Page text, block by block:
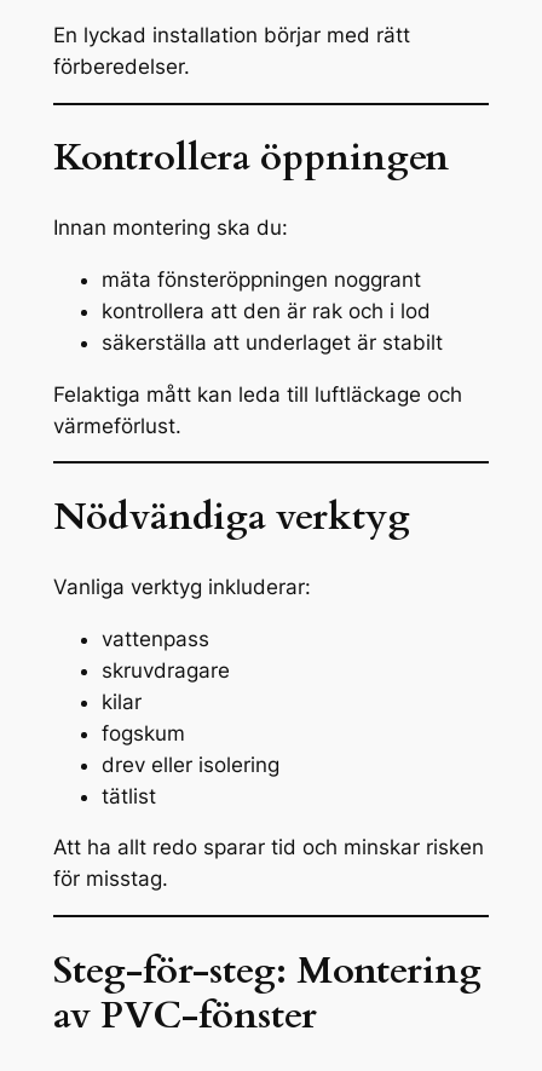
En lyckad installation börjar med rätt
förberedelser.
Kontrollera öppningen
Innan montering ska du:
mäta fönsteröppningen noggrant
kontrollera att den är rak och i lod
säkerställa att underlaget är stabilt
Felaktiga mått kan leda till luftläckage och
värmeförlust.
Nödvändiga verktyg
Vanliga verktyg inkluderar:
vattenpass
skruvdragare
kilar
fogskum
drev eller isolering
tätlist
Att ha allt redo sparar tid och minskar risken
för misstag.
Steg-för-steg: Montering
av PVC-fönster